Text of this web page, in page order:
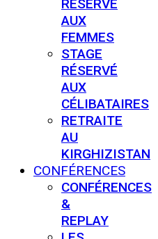
RÉSERVÉ
AUX
FEMMES
STAGE
RÉSERVÉ
AUX
CÉLIBATAIRES
RETRAITE
AU
KIRGHIZISTAN
CONFÉRENCES
CONFÉRENCES
&
REPLAY